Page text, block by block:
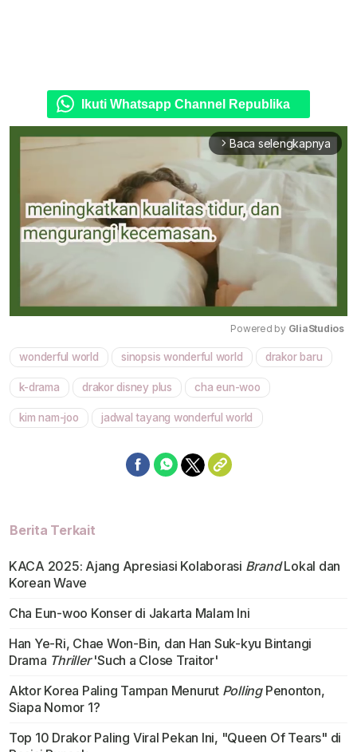
Ikuti Whatsapp Channel Republika
arrow_forward_ios Baca selengkapnya
Mute
Powered by GliaStudios
wonderful world sinopsis wonderful world drakor baru
k-drama drakor disney plus cha eun-woo
kim nam-joo jadwal tayang wonderful world
Berita Terkait
KACA 2025: Ajang Apresiasi Kolaborasi BrandLokal dan
Korean Wave
Cha Eun-woo Konser di Jakarta Malam Ini
Han Ye-Ri, Chae Won-Bin, dan Han Suk-kyu Bintangi
Drama Thriller'Such a Close Traitor'
Aktor Korea Paling Tampan Menurut PollingPenonton,
Siapa Nomor 1?
Top 10 Drakor Paling Viral Pekan Ini, "Queen Of Tears" di